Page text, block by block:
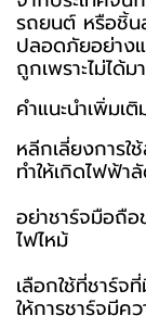
รถยนต์ หรือชิ้น
ปลอดภัยอย่าง
ถูกเพราะไม่ได้
คำแนะนำเพิ่มเติ
หลีกเลี่ยงการใ
ทำให้เกิดไฟฟ้า
อย่าชาร์จมือถื
ไฟไหม้
เลือกใช้ที่ชาร์
ให้การชาร์จมีค